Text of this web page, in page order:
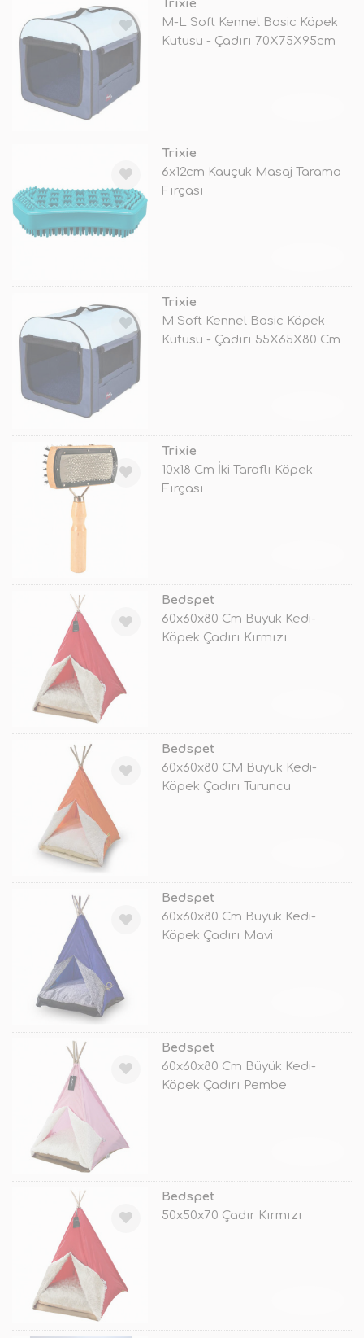
Trixie
M-L Soft Kennel Basic Köpek
Kutusu - Çadırı 70X75X95cm
Trixie
6x12cm Kauçuk Masaj Tarama
Fırçası
Trixie
M Soft Kennel Basic Köpek
Kutusu - Çadırı 55X65X80 Cm
Trixie
10x18 Cm İki Taraflı Köpek
Fırçası
Bedspet
60x60x80 Cm Büyük Kedi-
Köpek Çadırı Kırmızı
Bedspet
60x60x80 CM Büyük Kedi-
Köpek Çadırı Turuncu
Bedspet
60x60x80 Cm Büyük Kedi-
Köpek Çadırı Mavi
Bedspet
60x60x80 Cm Büyük Kedi-
Köpek Çadırı Pembe
Bedspet
50x50x70 Çadır Kırmızı